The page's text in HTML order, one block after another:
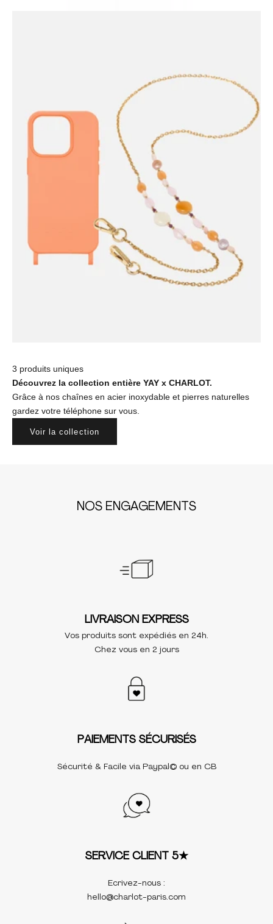
3 produits uniques
Découvrez la collection entière YAY x CHARLOT.
Grâce à nos chaînes en acier inoxydable et pierres naturelles
gardez votre téléphone sur vous.
Voir la collection
NOS ENGAGEMENTS
LIVRAISON EXPRESS
Vos produits sont expédiés en 24h.
Chez vous en 2 jours
PAIEMENTS SÉCURISÉS
Sécurité & Facile via Paypal©️ ou en CB
SERVICE CLIENT 5★
Ecrivez-nous :
hello@charlot-paris.com